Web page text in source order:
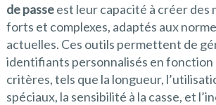
de passeest leur capacité à créer des
forts et complexes, adaptés aux
actuelles. Ces outils permettent de
identifiants personnalisés en fonction
critères, tels que la longueur,
spéciaux, la sensibilité à la casse, et